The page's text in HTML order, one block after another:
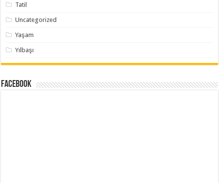
Tatil
Uncategorized
Yaşam
Yılbaşı
Facebook